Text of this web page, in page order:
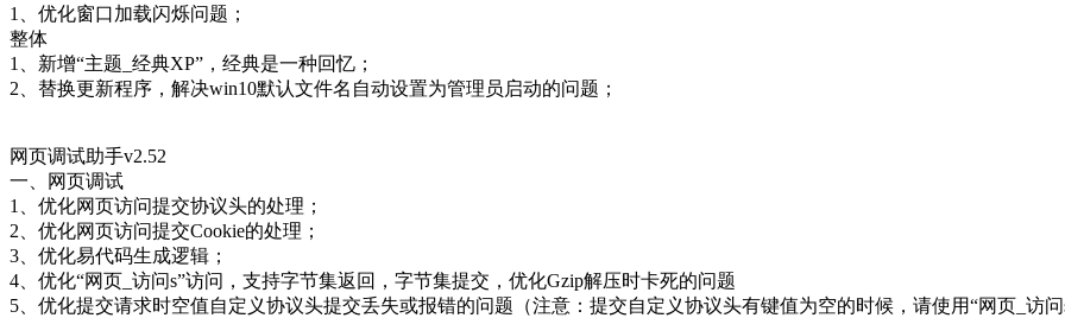
1、优化窗口加载闪烁问题；
整体
1、新增“主题_经典XP”，经典是一种回忆；
2、替换更新程序，解决win10默认文件名自动设置为管理员启动的问题；
网页调试助手v2.52
一、网页调试
1、优化网页访问提交协议头的处理；
2、优化网页访问提交Cookie的处理；
3、优化易代码生成逻辑；
4、优化“网页_访问s”访问，支持字节集返回，字节集提交，优化Gzip解压时卡死的问题
5、优化提交请求时空值自定义协议头提交丢失或报错的问题（注意：提交自定义协议头有键值为空的时候，请使用“网页_访问